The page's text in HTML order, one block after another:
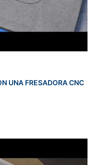
UNA FRESADORA CNC